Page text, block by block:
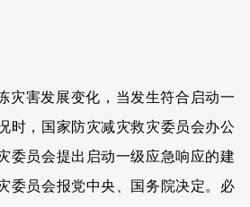
灾害发展变化，当发生符合启动一
时，国家防灾减灾救灾委员会办公
委员会提出启动一级应急响应的建
委员会报党中央、国务院决定。必